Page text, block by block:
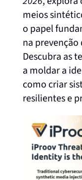
meios
o papel
na
Descubra as
a moldar a
como criar
resilientes e